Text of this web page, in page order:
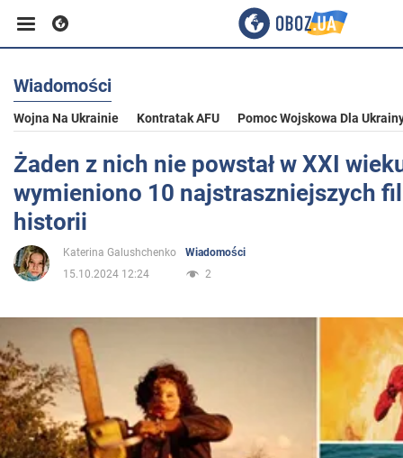
Biznes
Sport
Rozrywka
Życie
Polityka
Społeczeństwo
Wojna na Ukrainie
Wiadomości
Wojna Na Ukrainie Kontratak AFU Pomoc Wojskowa Dla
Żaden z nich nie powstał w XXI
wymieniono 10 najstraszniejszych
historii
Katerina Galushchenko
Wiadomości
15.10.2024 12:24
2